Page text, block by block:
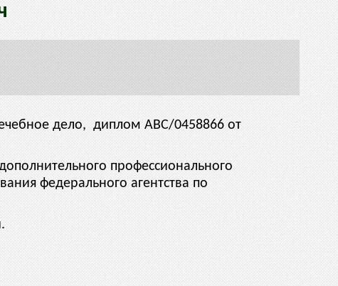
дело, диплом АВС/0458866 от
профессионального
федерального агентства по